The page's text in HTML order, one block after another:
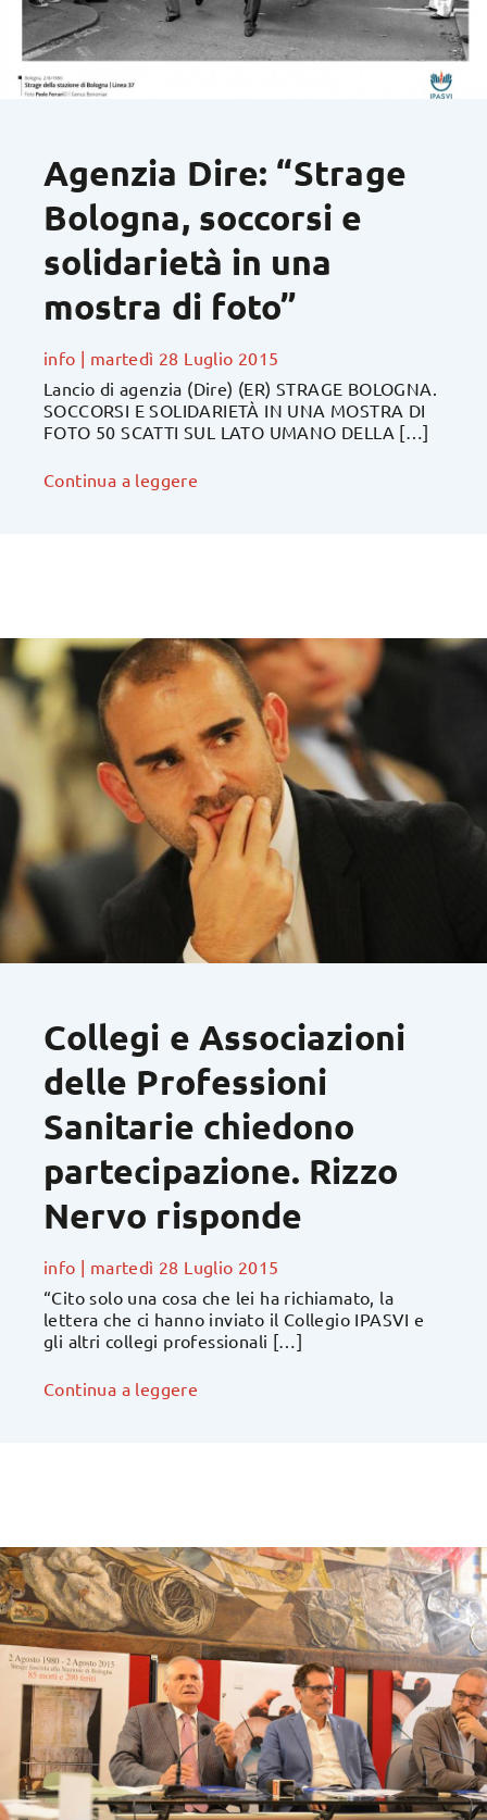
Agenzia Dire: “Strage
Bologna, soccorsi e
solidarietà in una
mostra di foto”
info | martedì 28 Luglio 2015
Lancio di agenzia (Dire) (ER) STRAGE BOLOGNA.
SOCCORSI E SOLIDARIETÀ IN UNA MOSTRA DI
FOTO 50 SCATTI SUL LATO UMANO DELLA […]
Continua a leggere
Collegi e Associazioni
delle Professioni
Sanitarie chiedono
partecipazione. Rizzo
Nervo risponde
info | martedì 28 Luglio 2015
“Cito solo una cosa che lei ha richiamato, la
lettera che ci hanno inviato il Collegio IPASVI e
gli altri collegi professionali […]
Continua a leggere